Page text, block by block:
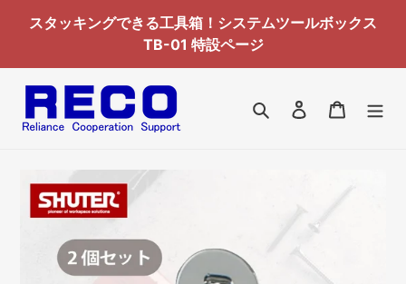
スタッキングできる工具箱！システムツールボックス
TB-01 特設ページ
検索 ログインカート